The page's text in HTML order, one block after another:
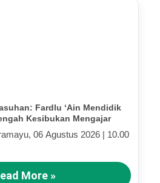
Fardlu ‘Ain Mendidik
Kesibukan Mengajar
06 Agustus 2026 | 10.00
More »